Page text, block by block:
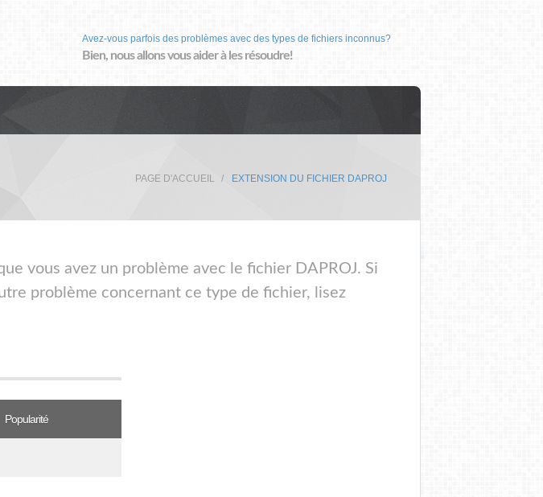
Avez-vous parfois des problèmes avec des types de fichiers inconnus?
Bien, nous allons vous aider à les résoudre!
PAGE D'ACCUEIL EXTENSION DU FICHIER DAPROJ
vous avez un problème avec le fichier DAPROJ. Si
problème concernant ce type de fichier, lisez
Popularité